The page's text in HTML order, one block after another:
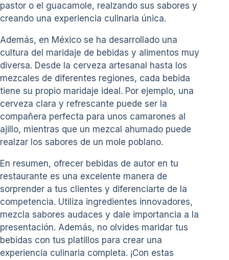
pastor o el guacamole, realzando sus sabores y
creando una experiencia culinaria única.
Además, en México se ha desarrollado una
cultura del maridaje de bebidas y alimentos muy
diversa. Desde la cerveza artesanal hasta los
mezcales de diferentes regiones, cada bebida
tiene su propio maridaje ideal. Por ejemplo, una
cerveza clara y refrescante puede ser la
compañera perfecta para unos camarones al
ajillo, mientras que un mezcal ahumado puede
realzar los sabores de un mole poblano.
En resumen, ofrecer bebidas de autor en tu
restaurante es una excelente manera de
sorprender a tus clientes y diferenciarte de la
competencia. Utiliza ingredientes innovadores,
mezcla sabores audaces y dale importancia a la
presentación. Además, no olvides maridar tus
bebidas con tus platillos para crear una
experiencia culinaria completa. ¡Con estas